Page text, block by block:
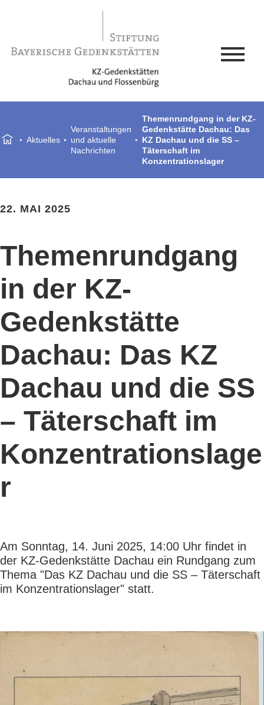
Aktuelles
Veranstaltungen
und aktuelle
Nachrichten
Themenrundgang in der KZ-
Gedenkstätte Dachau: Das
KZ Dachau und die SS –
Täterschaft im
Konzentrationslager
22. MAI 2025
Themenrundgang
in der KZ-
Gedenkstätte
Dachau: Das KZ
Dachau und die SS
– Täterschaft im
Konzentrationslage
r
Am Sonntag, 14. Juni 2025, 14:00 Uhr findet in
der KZ-Gedenkstätte Dachau ein Rundgang zum
Thema "Das KZ Dachau und die SS – Täterschaft
im Konzentrationslager" statt.